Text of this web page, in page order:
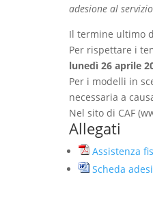
adesione al
Il termine ultimo
Per rispettare i
lunedì 26 aprile
Per i modelli in
necessaria a
Nel sito di CAF
Allegati
Assistenza
Scheda